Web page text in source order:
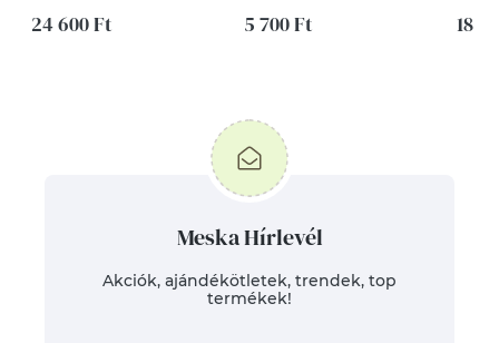
24 600 Ft 5 700 Ft 18
Meska Hírlevél
Akciók, ajándékötletek, trendek, top
termékek!